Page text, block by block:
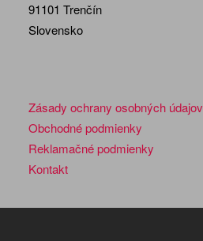
91101 Trenčín
Slovensko
Zásady ochrany osobných údajov
Obchodné podmienky
Reklamačné podmienky
Kontakt